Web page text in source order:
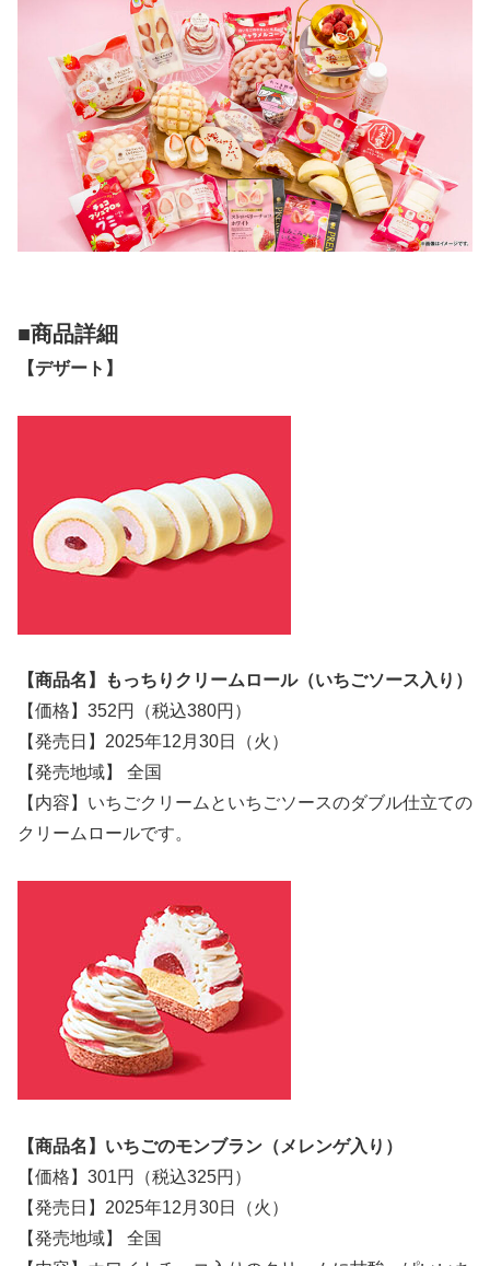
■商品詳細
【デザート】
【商品名】もっちりクリームロール（いちごソース入り）
【価格】352円（税込380円）
【発売日】2025年12月30日（火）
【発売地域】 全国
【内容】いちごクリームといちごソースのダブル仕立ての
クリームロールです。
【商品名】いちごのモンブラン（メレンゲ入り）
【価格】301円（税込325円）
【発売日】2025年12月30日（火）
【発売地域】 全国